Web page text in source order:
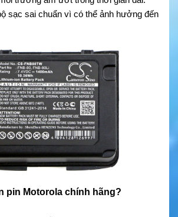
sạc sai chuẩn vì có thể ảnh hưởng đến
pin Motorola chính hãng?